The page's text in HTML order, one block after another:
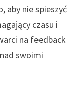
aby nie spieszyć
czasu i
na feedback
swoimi